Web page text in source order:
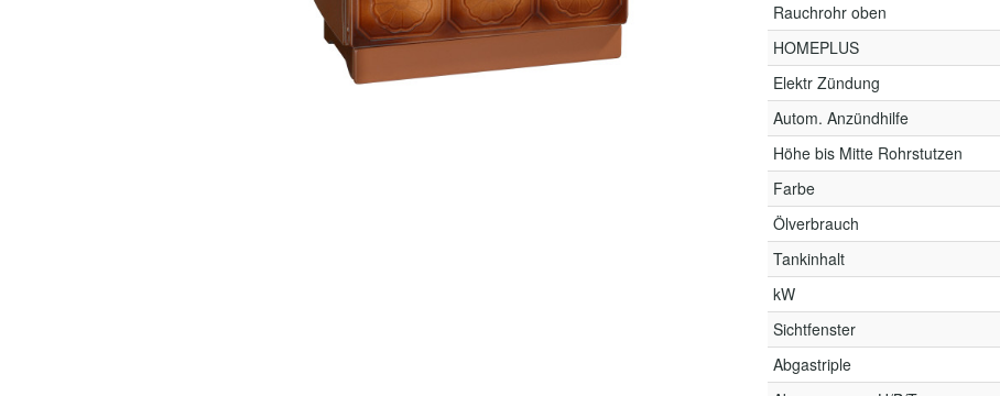
Rauchrohr oben
HOMEPLUS
Elektr Zündung
Autom. Anzündhilfe
Höhe bis Mitte Rohrstutzen
Farbe
Ölverbrauch
Tankinhalt
kW
Sichtfenster
Abgastriple